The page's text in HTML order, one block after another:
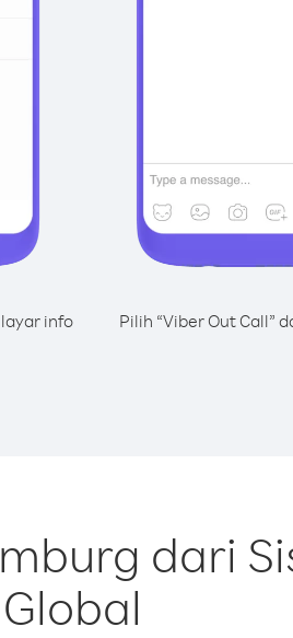
info
Pilih “Viber Out Call”
dari